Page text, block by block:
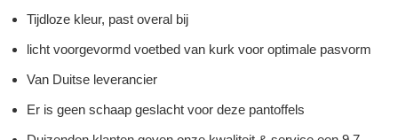
Tijdloze kleur, past overal bij
licht voorgevormd voetbed van kurk voor optimale pasvorm
Van Duitse leverancier
Er is geen schaap geslacht voor deze pantoffels